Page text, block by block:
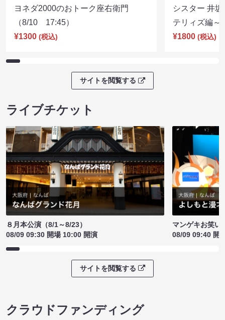
ヨネダ2000のおトーク座右衛門
（8/10 17:45）
¥1300 (税込)
シスター 井
テリィズ編
¥1800 (税込)
サイトを閲覧する
ライブチケット
８月本公演（8/1～8/23）
08/09 09:30 開場 10:00 開演
マンゲキお笑い
08/09 09:40 開
サイトを閲覧する
クラウドファンディング